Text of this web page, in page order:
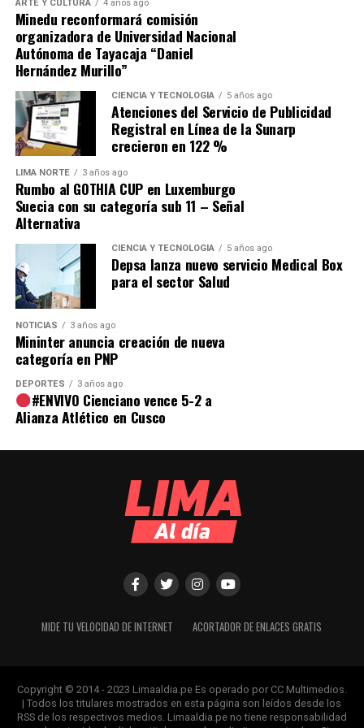
«hay que abordarlas de manera significativa para
evitar que haya un deterioro importante de las
finanzas públicas»en la próxima década.
Comparte esto:
ARTE Y CULTURA 4 años ago
Minedu reconformará comisión
organizadora de Universidad Nacional
Autónoma de Tayacaja “Daniel
Hernández Murillo”
CIENCIA Y TECNOLOGÍA 5 años ago
Atenciones del Servicio de Publicidad
Registral en Línea de la Sunarp
crecieron en 122 %
LIMA NORTE 3 años ago
Rumbo al GOTHIA CUP en Luxemburgo
Suecia con su categoría sub 11 – Señal
Alternativa
CIENCIA Y TECNOLOGÍA 5 años ago
Depsa lanza nuevo servicio Medical Box
para el sector Salud
NOTICIAS 3 años ago
Mininter anuncia creación de nueva
categoría en PNP
DEPORTES 3 años ago
#ENVIVO Cienciano vence 5-2 a
Alianza Atlético en Cusco
MIDE TU VELOCIDAD DE INTERNET ACORTADOR DE ENLACES GRATIS
Copyright © 2014 - 2023 Limaaldia.pe Es operado por CC Multimedios.
| Todos los titulares mostrados en esta página son leídos desde los
RSS de los respectivos medios. Limaaldia.pe no tiene responsabilidad